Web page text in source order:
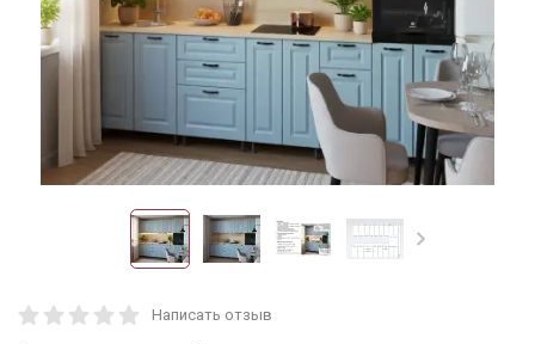
Написать отзыв